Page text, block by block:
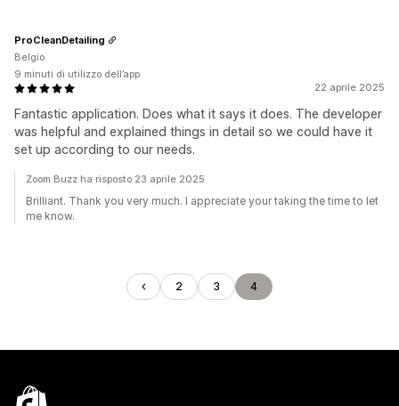
22 aprile 2025
Fantastic application. Does what it says it does. The developer
was helpful and explained things in detail so we could have it
set up according to our needs.
ProCleanDetailing
Belgio
9 minuti di utilizzo dell’app
Zoom Buzz ha risposto 23 aprile 2025
Brilliant. Thank you very much. I appreciate your taking the time to let
me know.
2 3 4